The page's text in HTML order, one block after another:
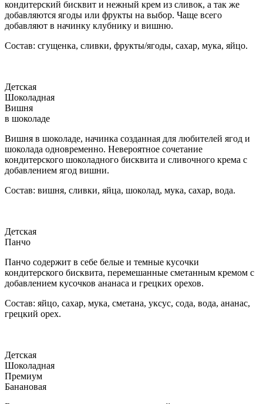
кондитерский бисквит и нежный крем из сливок, а так же
добавляются ягоды или фрукты на выбор. Чаще всего
добавляют в начинку клубнику и вишню.
Состав: сгущенка, сливки, фрукты/ягоды, сахар, мука, яйцо.
Детская
Шоколадная
Вишня
в шоколаде
Вишня в шоколаде, начинка созданная для любителей ягод и
шоколада одновременно. Невероятное сочетание
кондитерского шоколадного бисквита и сливочного крема с
добавлением ягод вишни.
Состав: вишня, сливки, яйца, шоколад, мука, сахар, вода.
Детская
Панчо
Панчо содержит в себе белые и темные кусочки
кондитерского бисквита, перемешанные сметанным кремом с
добавлением кусочков ананаса и грецких орехов.
Состав: яйцо, сахар, мука, сметана, уксус, сода, вода, ананас,
грецкий орех.
Детская
Шоколадная
Премиум
Банановая